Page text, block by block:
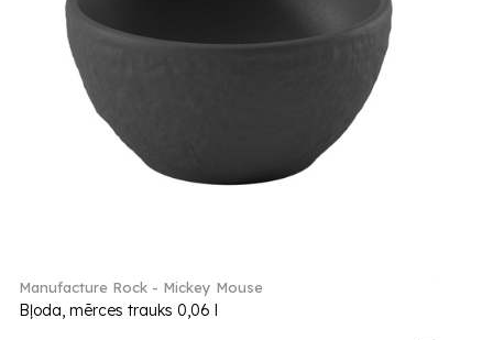
Manufacture Rock - Mickey Mouse
Bļoda, mērces trauks 0,06 l